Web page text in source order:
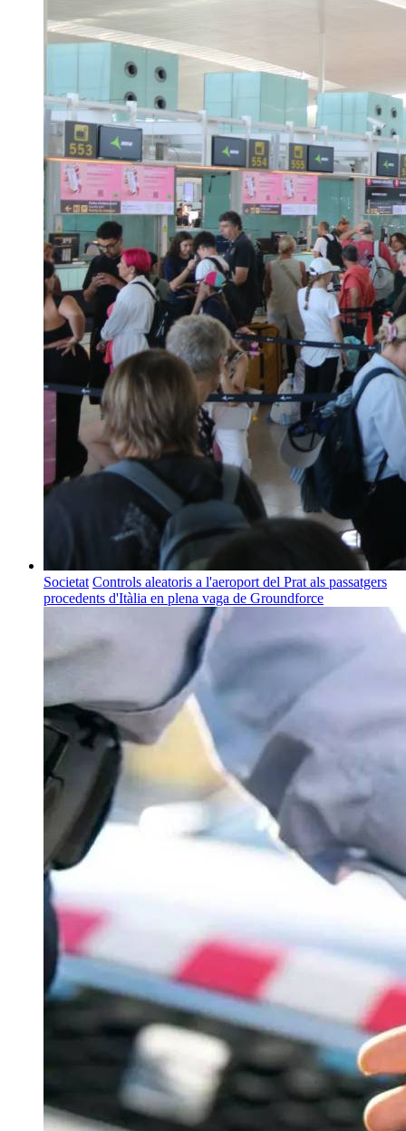
Societat Controls aleatoris a l'aeroport del Prat als passatgers
procedents d'Itàlia en plena vaga de Groundforce